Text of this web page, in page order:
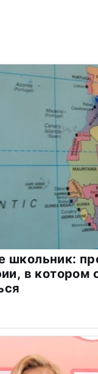
школьник:
в котором